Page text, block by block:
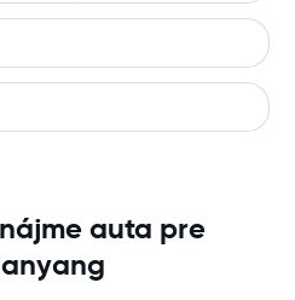
auta pre